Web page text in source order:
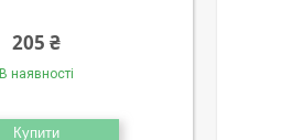
205 ₴
В наявності
Купити